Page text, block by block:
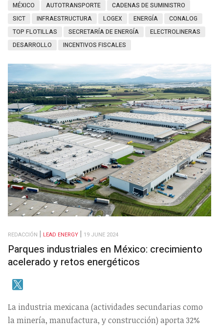
MÉXICO AUTOTRANSPORTE
CADENAS DE SUMINISTRO
SICT
INFRAESTRUCTURA LOGEX ENERGÍA
CONALOG
TOP FLOTILLAS
SECRETARÍA DE ENERGÍA
ELECTROLINERAS
DESARROLLO
INCENTIVOS FISCALES
REDACCIÓN LEAD ENERGY 19 JUNE 2024
Parques industriales en México: crecimiento
acelerado y retos energéticos
La industria mexicana (actividades secundarias como
la minería, manufactura, y construcción) aporta 32%